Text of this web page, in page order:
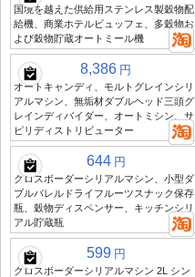
国境を越えた供給用ステンレス製穀物配
給機、商業ホテルビュッフェ、多穀物お
よび穀物貯蔵オートミール機
8,386 円
オートキャンディ、モルトグレインシリ
アルマシン、無垢材ダブルヘッド三頭グ
レインディバイダー、オートミシン、サ
ピリディストリビューター
644 円
クロスボーダーシリアルマシン、小型ダ
ブルバレルドライフルーツスナック保存
瓶、穀物ディスペンサー、キッチンシリ
アル貯蔵瓶
599 円
クロスボーダーシリアルマシン 2L シン